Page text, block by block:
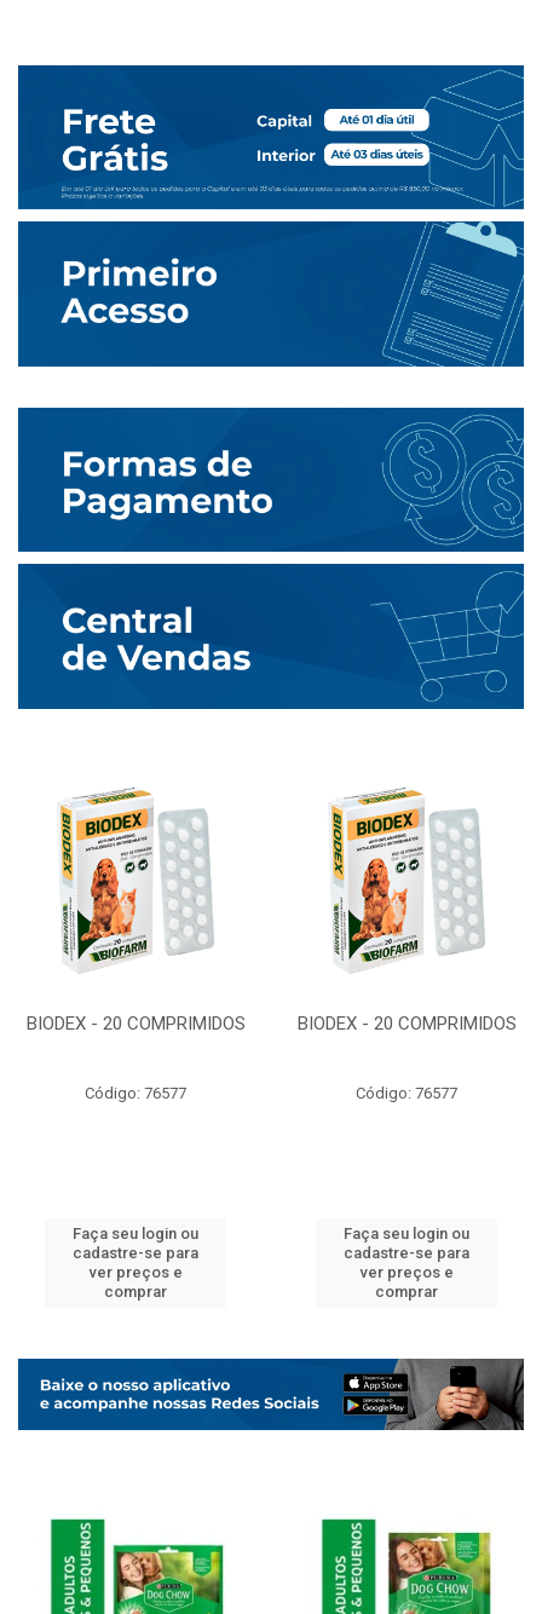
BIODEX - 20 COMPRIMIDOS
Código: 76577
Faça seu login ou
cadastre-se para
ver preços e
comprar
BIODEX - 20 COMPRIMIDOS
Código: 76577
Faça seu login ou
cadastre-se para
ver preços e
comprar